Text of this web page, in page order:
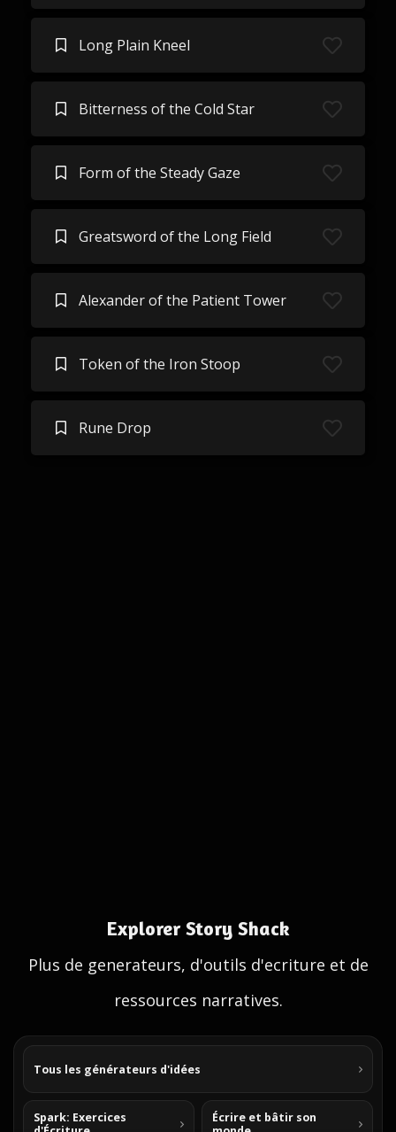
Long Plain Kneel
Bitterness of the Cold Star
Form of the Steady Gaze
Greatsword of the Long Field
Alexander of the Patient Tower
Token of the Iron Stoop
Rune Drop
Explorer Story Shack
Plus de generateurs, d'outils d'ecriture et de
ressources narratives.
Tous les générateurs d'idées
Spark: Exercices
Écrire et bâtir son